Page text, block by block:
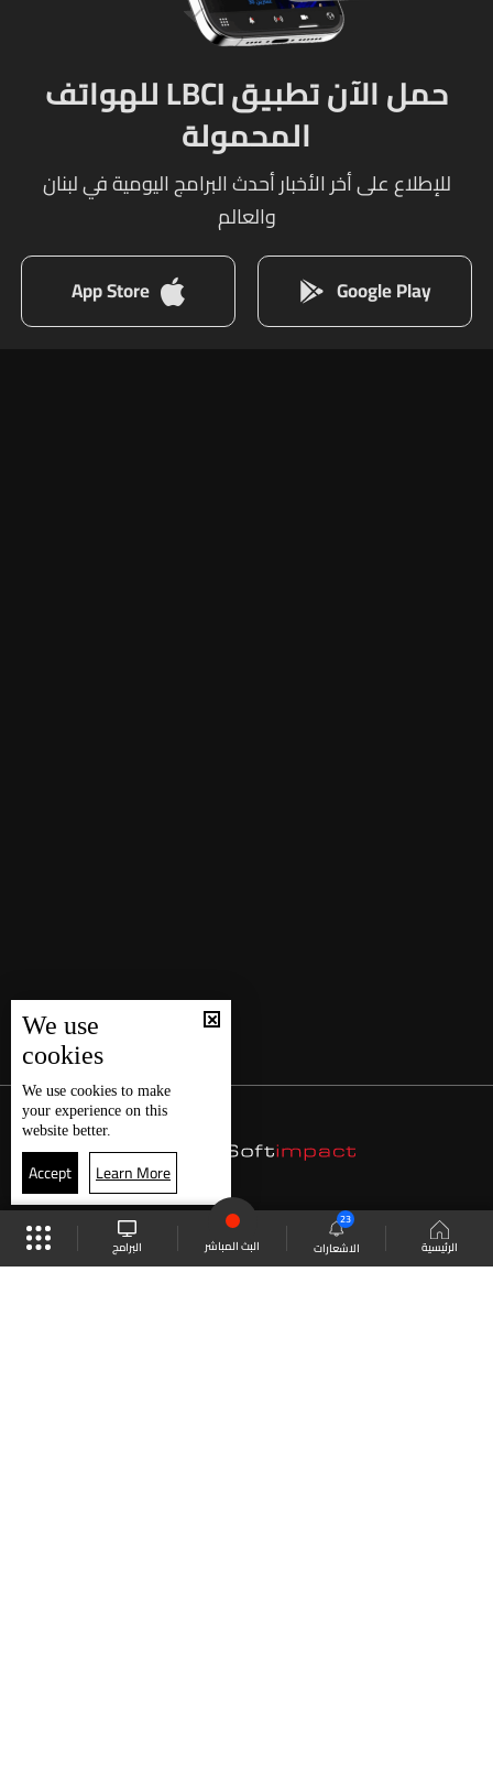
الرئيسية الاشعارات
23
البث المباشر البرامج
حمل الآن تطبيق LBCI للهواتف
المحمولة
للإطلاع على أخر الأخبار أحدث البرامج اليومية في لبنان
والعالم
Google Play
App Store
We use
cookies
We use cookies to make
your experience on this
website better.
Accept Learn More
موقع البرامج الجدول البث المباشر